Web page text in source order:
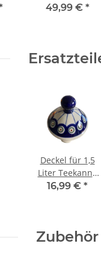
bauchiger
49,99 € *
Deckel für 1,5
Liter Teekanne
GU-1329/8 im
16,99 € *
Zubehör